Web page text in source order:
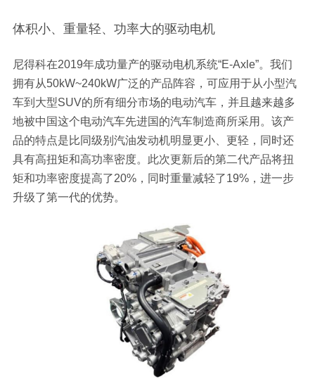
体积小、重量轻、功率大的驱动电机
尼得科在2019年成功量产的驱动电机系统“E-Axle”。我们
拥有从50kW~240kW广泛的产品阵容，可应用于从小型汽
车到大型SUV的所有细分市场的电动汽车，并且越来越多
地被中国这个电动汽车先进国的汽车制造商所采用。该产
品的特点是比同级别汽油发动机明显更小、更轻，同时还
具有高扭矩和高功率密度。此次更新后的第二代产品将扭
矩和功率密度提高了20%，同时重量减轻了19%，进一步
升级了第一代的优势。